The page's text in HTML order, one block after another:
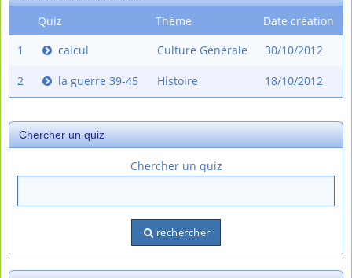
Quiz Thème
Date création
1
calcul Culture Générale 30/10/2012
2 la guerre 39-45 Histoire 18/10/2012
Chercher un quiz
Chercher un quiz
rechercher